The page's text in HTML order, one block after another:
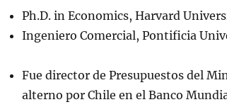
Ph.D. in Economics, Harvard
Ingeniero Comercial, Pontificia
Fue director de Presupuestos del
alterno por Chile en el Banco